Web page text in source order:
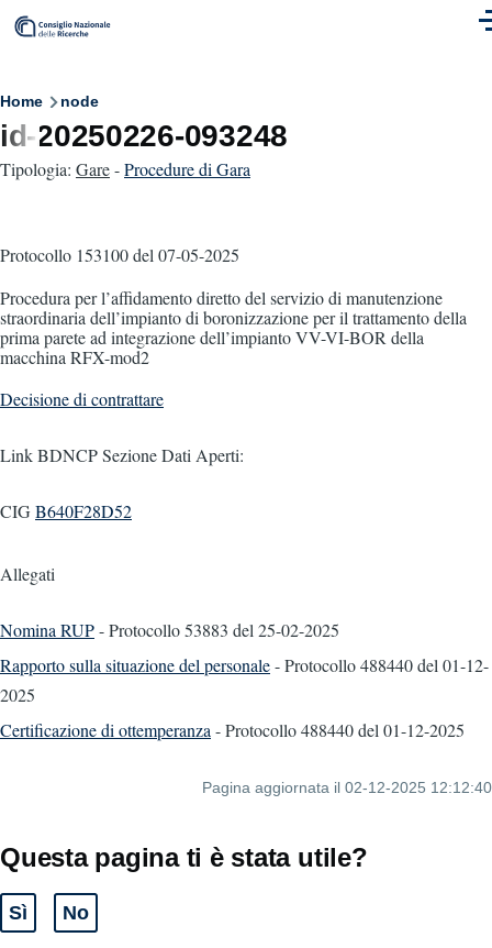
Skip to main content
Breadcrumb
Home node
id-20250226-093248
Tipologia: Gare-Procedure di Gara
Protocollo 153100del 07-05-2025
Procedura per l’affidamento diretto del servizio di manutenzione
straordinaria dell’impianto di boronizzazione per il trattamento della
prima parete ad integrazione dell’impianto VV-VI-BOR della
macchina RFX-mod2
Decisione di contrattare
Link BDNCP Sezione Dati Aperti:
CIGB640F28D52
Allegati
Nomina RUP- Protocollo 53883 del 25-02-2025
Rapporto sulla situazione del personale- Protocollo 488440del 01-12-
2025
Certificazione di ottemperanza - Protocollo 488440del 01-12-2025
Pagina aggiornata il 02-12-2025 12:12:40
Questa pagina ti è stata utile?
Sì